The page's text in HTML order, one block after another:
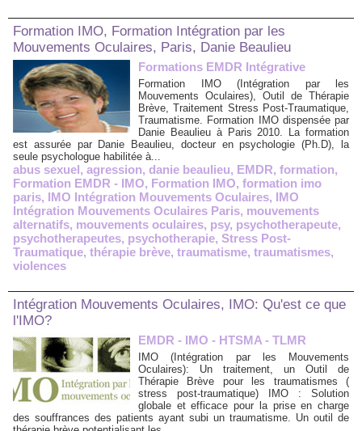
Formation IMO, Formation Intégration par les
Mouvements Oculaires, Paris, Danie Beaulieu
Formations EMDR Intégrative
Formation IMO (Intégration par les
Mouvements Oculaires), Outil de Thérapie
Brève, Traitement Stress Post-Traumatique,
Traumatisme. Formation IMO dispensée par
Danie Beaulieu à Paris 2010. La formation
est assurée par Danie Beaulieu, docteur en psychologie (Ph.D), la
seule psychologue habilitée à...
abus sexuel, agression, danie beaulieu, EMDR, formation,
Formation EMDR - IMO, Formation IMO, formation imo
paris, IMO Intégration Mouvements Oculaires, IMO
Intégration Mouvements Oculaires Paris, mouvements
alternatifs, mouvements oculaires, psy, psychotherapeute,
psychotherapeutes, psychotherapie, Stress Post-
Traumatique, thérapie brève, traumatisme, traumatismes,
violences
Intégration Mouvements Oculaires, IMO: Qu'est ce que
l'IMO?
EMDR - IMO - HTSMA - TLMR
IMO (Intégration par les Mouvements
Oculaires): Un traitement, un Outil de
Thérapie Brève pour les traumatismes (
stress post-traumatique) IMO : Solution
globale et efficace pour la prise en charge
des souffrances des patients ayant subi un traumatisme. Un outil de